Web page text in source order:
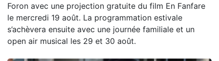
Foron avec une projection gratuite du film En Fanfare
le mercredi 19 août. La programmation estivale
s’achèvera ensuite avec une journée familiale et un
open air musical les 29 et 30 août.